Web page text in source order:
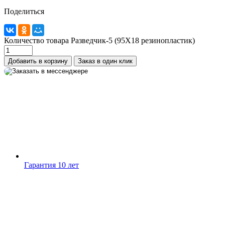
Поделиться
Количество товара Разведчик-5 (95Х18 резинопластик)
Добавить в корзину Заказ в один клик
WhatsApp
+7 (910) 880-24-42
Гарантия 10 лет